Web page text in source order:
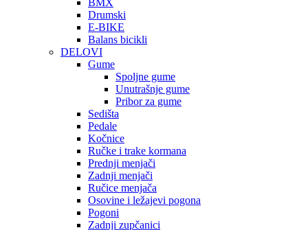
Drumski
E-BIKE
Balans bicikli
DELOVI
Gume
Spoljne gume
Unutrašnje gume
Pribor za gume
Sedišta
Pedale
Kočnice
Ručke i trake kormana
Prednji menjači
Zadnji menjači
Ručice menjača
Osovine i ležajevi pogona
Pogoni
Zadnji zupčanici